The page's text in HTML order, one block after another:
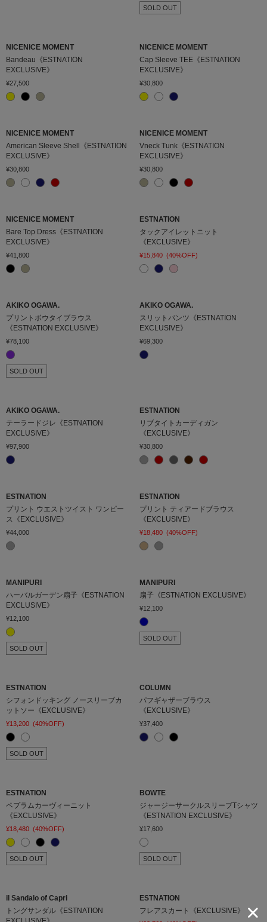
SOLD OUT
NICENICE MOMENT
Bandeau《ESTNATION
EXCLUSIVE》
¥27,500
NICENICE MOMENT
Cap Sleeve TEE《ESTNATION
EXCLUSIVE》
¥30,800
NICENICE MOMENT
American Sleeve Shell《ESTNATION
EXCLUSIVE》
¥30,800
NICENICE MOMENT
Vneck Tunk《ESTNATION
EXCLUSIVE》
¥30,800
NICENICE MOMENT
Bare Top Dress《ESTNATION
EXCLUSIVE》
¥41,800
ESTNATION
タックアイレットニット
《EXCLUSIVE》
¥15,840 (40%OFF)
AKIKO OGAWA.
プリントボウタイブラウス
《ESTNATION EXCLUSIVE》
¥78,100
SOLD OUT
AKIKO OGAWA.
スリットパンツ《ESTNATION
EXCLUSIVE》
¥69,300
AKIKO OGAWA.
テーラードジレ《ESTNATION
EXCLUSIVE》
¥97,900
ESTNATION
リブタイトカーディガン
《EXCLUSIVE》
¥30,800
ESTNATION
プリント ウエストツイスト ワンピー
ス《EXCLUSIVE》
¥44,000
ESTNATION
プリント ティアードブラウス
《EXCLUSIVE》
¥18,480 (40%OFF)
MANIPURI
ハーバルガーデン扇子《ESTNATION
EXCLUSIVE》
¥12,100
SOLD OUT
MANIPURI
扇子《ESTNATION EXCLUSIVE》
¥12,100
SOLD OUT
ESTNATION
シフォンドッキング ノースリーブカ
ットソー《EXCLUSIVE》
¥13,200 (40%OFF)
SOLD OUT
COLUMN
パフギャザーブラウス
《EXCLUSIVE》
¥37,400
ESTNATION
ペプラムカーヴィーニット
《EXCLUSIVE》
¥18,480 (40%OFF)
SOLD OUT
BOWTE
ジャージーサークルスリーブTシャツ
《ESTNATION EXCLUSIVE》
¥17,600
SOLD OUT
il Sandalo of Capri
トングサンダル《ESTNATION
ESTNATION
フレアスカート《EXCLUSIVE》